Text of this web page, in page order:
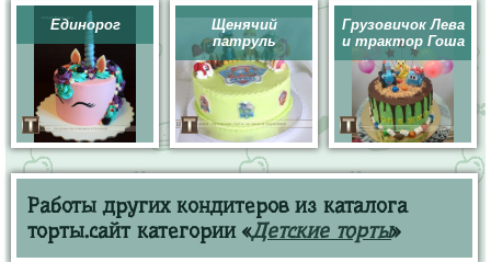
Единорог
Щенячий
патруль
Грузовичок Лева
и трактор Гоша
Работы других кондитеров из каталога
торты.сайт категории «Детские торты»